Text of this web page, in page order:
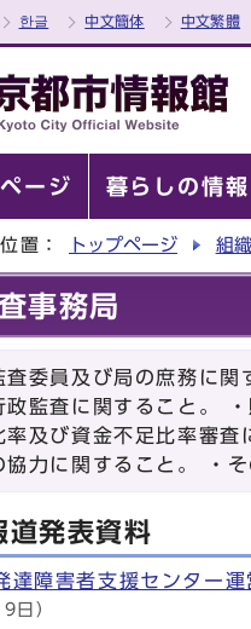
한글 中文簡体 中文繁體
ージ 暮らしの情報
置： トップページ 組
事務局
査委員及び局の庶務に
政監査に関すること。
率及び資金不足比率審
協力に関すること。 ・
道発表資料
達障害者支援センター
日）